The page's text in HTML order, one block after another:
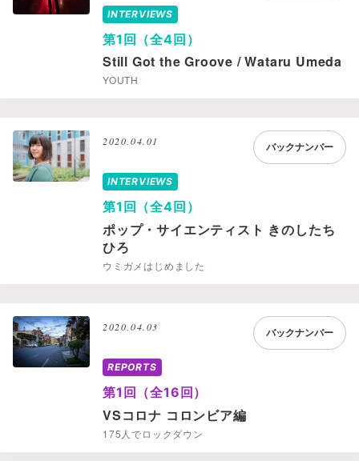
INTERVIEWS
第1回（全4回）
Still Got the Groove / Wataru Umeda
YOUTH
2020.04.01 バックナンバー
INTERVIEWS
第1回（全4回）
ポップ・サイエンティスト きのしたち
ひろ
ウミガメはじめました
2020.04.03 バックナンバー
REPORTS
第1回（全16回）
VSコロナ コロンビア編
175人でロックダウン